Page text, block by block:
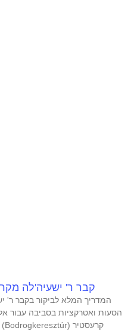
קבר ר' ישעיה'לה
המדריך המלא לביקור בקבר ר'
הסעות ואטרקציות בסביבה עבור
קרעסטיר (Bodrogkeresztúr) שבצפון-מזרח הונגריה הוא הרבה